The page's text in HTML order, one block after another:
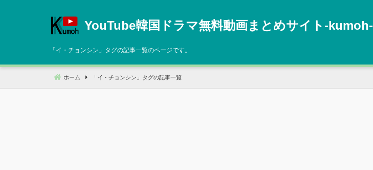
へ
動
YouTube韓国ドラマ無料動画まとめサイト‐kumoh‐
「 イ・チョンシン 」タグの記事一覧のページです。
ホーム 「 イ・チョンシン 」タグの記事一覧